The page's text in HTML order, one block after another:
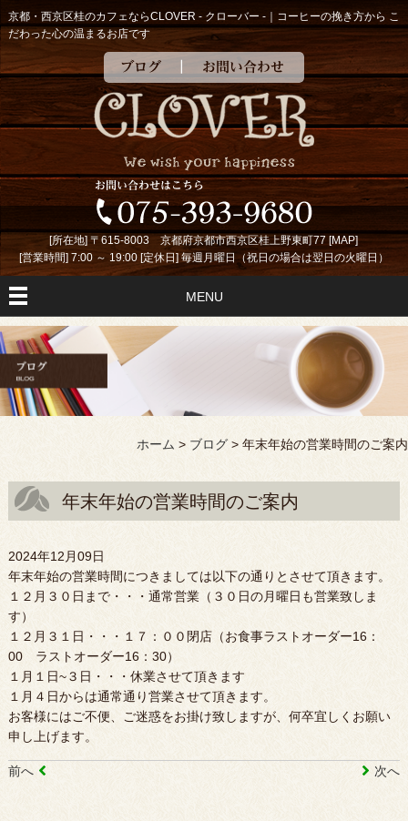
京都・西京区桂のカフェならCLOVER - クローバー -｜コーヒーの挽き方から こ
だわった心の温まるお店です
ブログ お問い合わせ
[所在地] 〒615-8003 京都府京都市西京区桂上野東町77 [MAP]
[営業時間] 7:00 ～ 19:00 [定休日] 毎週月曜日（祝日の場合は翌日の火曜日）
MENU
ホーム > ブログ> 年末年始の営業時間のご案内
年末年始の営業時間のご案内
2024年12月09日
年末年始の営業時間につきましては以下の通りとさせて頂きます。
１２月３０日まで・・・通常営業（３０日の月曜日も営業致しま
す）
１２月３１日・・・１７：００閉店（お食事ラストオーダー16：
00 ラストオーダー16：30）
１月１日~３日・・・休業させて頂きます
１月４日からは通常通り営業させて頂きます。
お客様にはご不便、ご迷惑をお掛け致しますが、何卒宜しくお願い
申し上げます。
前へ 次へ